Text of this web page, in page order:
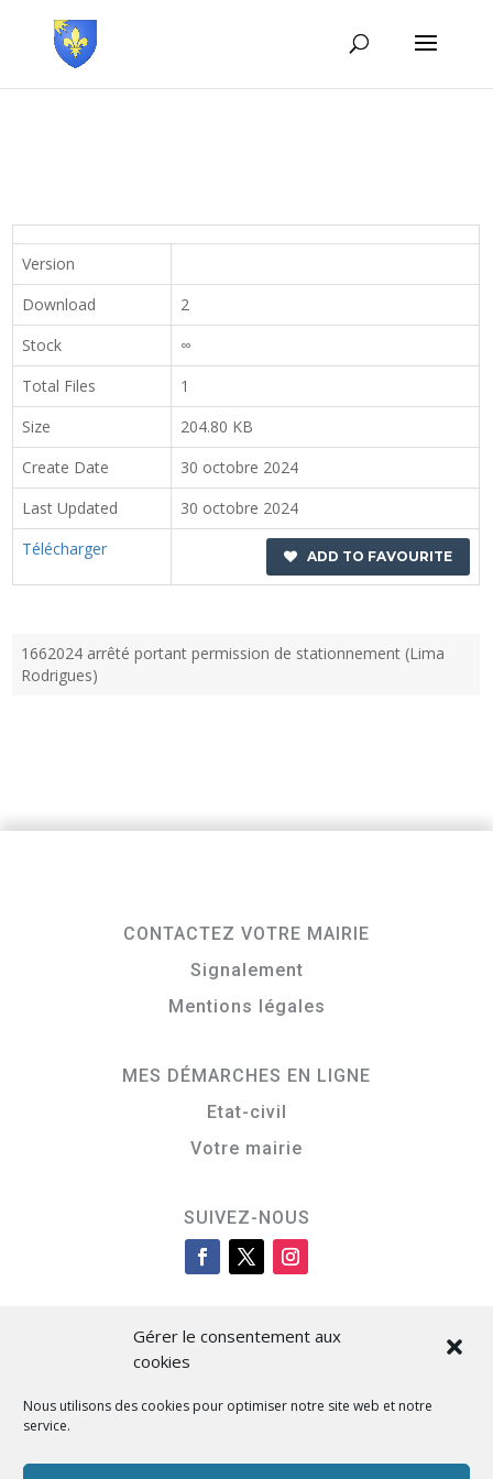
Gérer le consentement aux
cookies
Nous utilisons des cookies pour optimiser notre site web et notre
service.
Version
Download
2
Stock
∞
Total Files
1
Size
204.80 KB
Create Date
30 octobre 2024
Last Updated
30 octobre 2024
Télécharger
ADD TO FAVOURITE
1662024 arrêté portant permission de stationnement (Lima
Rodrigues)
CONTACTEZ VOTRE MAIRIE
Signalement
Mentions légales
MES DÉMARCHES EN LIGNE
Etat-civil
Votre mairie
SUIVEZ-NOUS
Cità di L’Isula